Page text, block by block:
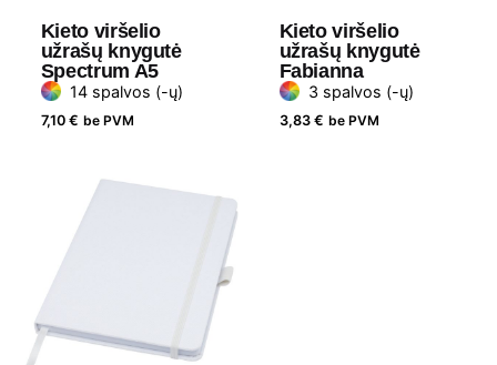
Kieto viršelio
užrašų knygutė
Spectrum A5
14 spalvos (-ų)
7,10 € be PVM
Kieto viršelio
užrašų knygutė
Fabianna
3 spalvos (-ų)
3,83 € be PVM